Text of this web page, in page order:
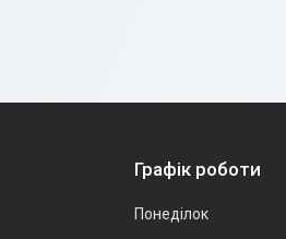
Графік роботи
Понеділок